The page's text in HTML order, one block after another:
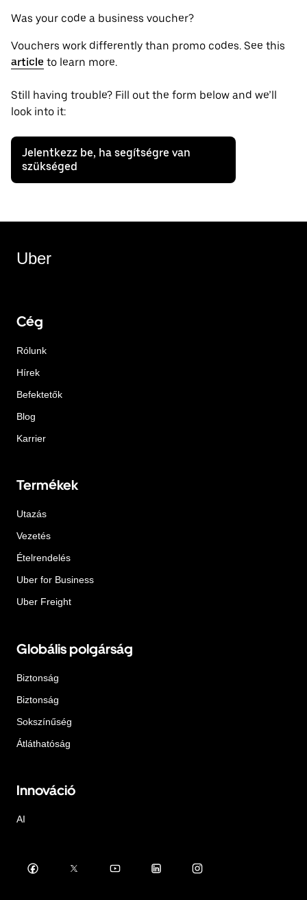
Was your code a business voucher?
Vouchers work differently than promo codes. See this
article to learn more.
Still having trouble? Fill out the form below and we’ll
look into it:
Jelentkezz be, ha segítségre van
szükséged
Uber
Cég
Rólunk
Hírek
Befektetők
Blog
Karrier
Termékek
Utazás
Vezetés
Ételrendelés
Uber for Business
Uber Freight
Globális polgárság
Biztonság
Biztonság
Sokszínűség
Átláthatóság
Innováció
AI